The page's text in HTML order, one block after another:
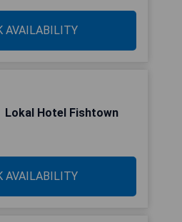
AVAILABILITY
Lokal Hotel Fishtown
AVAILABILITY